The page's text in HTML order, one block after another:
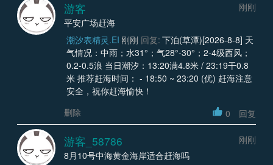
游客
刚刚
平安广场赶海
潮汐表精灵.EI 刚刚 回复: 下泊(草潭)[2026-8-8] 天
气情况：中雨；水31°；气28°-30°；2-4级西风；
0.2-0.5浪 当日潮汐：13:20满4.8米 / 23:19干0.8
米 推荐赶海时间： - 18:50 ~ 23:20 (优) 赶海注意
安全，祝你赶海愉快！
删除
0 回复
游客_58786
刚刚
8月10号中海黄金海岸适合赶海吗